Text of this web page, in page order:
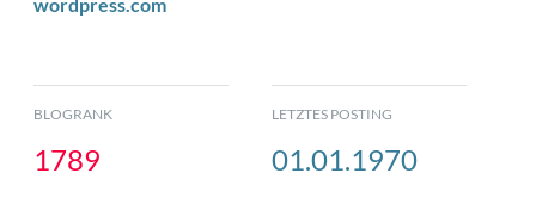
BLOGRANK
1789
LETZTES POSTING
01.01.1970